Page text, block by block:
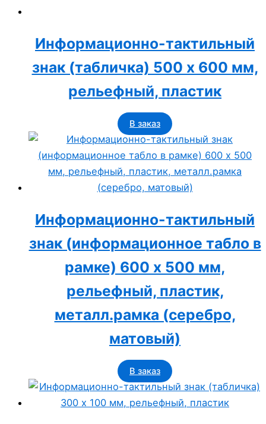
Информационно-тактильный
знак (табличка) 500 x 600 мм,
рельефный, пластик
В заказ
Информационно-тактильный
знак (информационное табло в
рамке) 600 x 500 мм,
рельефный, пластик,
металл.рамка (серебро,
матовый)
В заказ